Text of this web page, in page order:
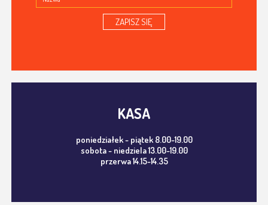
ZAPISZ SIĘ
KASA
poniedziałek - piątek 8.00-19.00
sobota - niedziela 13.00-19.00
przerwa 14.15-14.35